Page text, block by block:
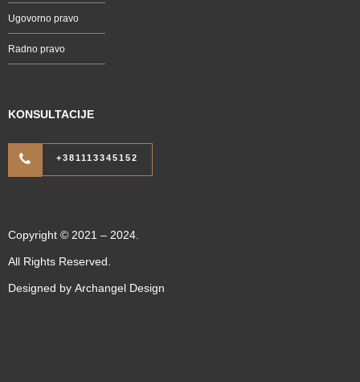
Ugovorno pravo
Radno pravo
KONSULTACIJE
+381113345152
Copyright © 2021 – 2024.
All Rights Reserved.
Designed by Archangel Design